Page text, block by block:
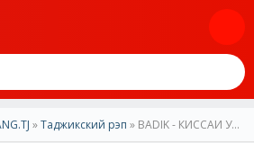
»Таджикский рэп » BADIK - КИССАИ УМАР ВА МАВЗУНА